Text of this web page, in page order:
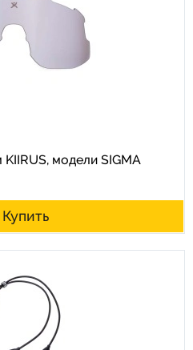
KIIRUS, модели SIGMA
Купить